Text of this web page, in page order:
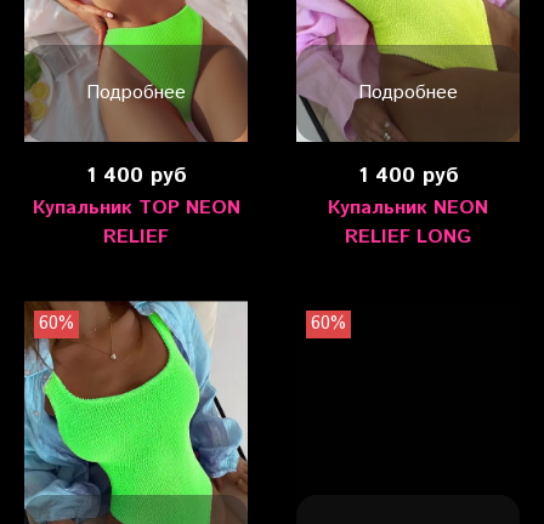
Подробнее
1 400 руб
Купальник TOP NEON
RELIEF
Подробнее
1 400 руб
Купальник NEON
RELIEF LONG
60% 60%